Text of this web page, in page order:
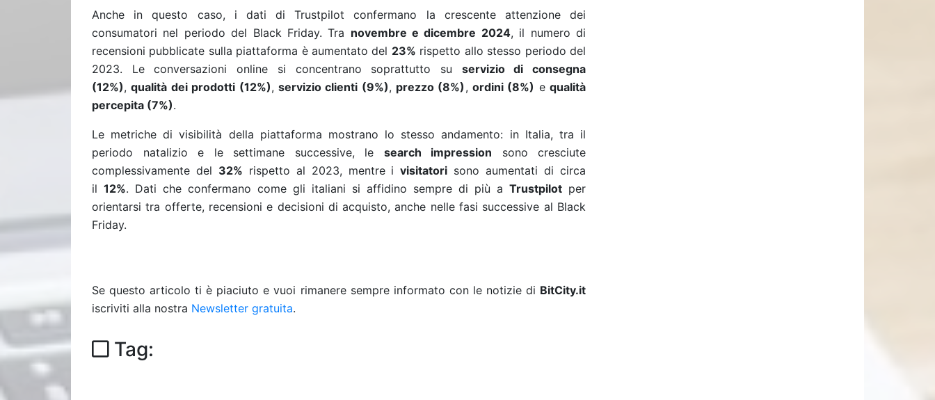
Anche in questo caso, i dati di Trustpilot confermano la crescente attenzione dei
consumatori nel periodo del Black Friday. Tra novembre e dicembre 2024, il numero di
recensioni pubblicate sulla piattaforma è aumentato del 23% rispetto allo stesso periodo del
2023. Le conversazioni online si concentrano soprattutto su servizio di consegna
(12%),qualità dei prodotti (12%), servizio clienti (9%), prezzo (8%) , ordini (8%) equalità
percepita (7%).
Le metriche di visibilità della piattaforma mostrano lo stesso andamento: in Italia, tra il
periodo natalizio e le settimane successive, le search impression sono cresciute
complessivamente del 32% rispetto al 2023, mentre ivisitatori sono aumentati di circa
il 12%. Dati che confermano come gli italiani si affidino sempre di più a Trustpilot per
orientarsi tra offerte, recensioni e decisioni di acquisto, anche nelle fasi successive al Black
Friday.
Se questo articolo ti è piaciuto e vuoi rimanere sempre informato con le notizie di BitCity.it
iscriviti alla nostra Newsletter gratuita.
Tag: